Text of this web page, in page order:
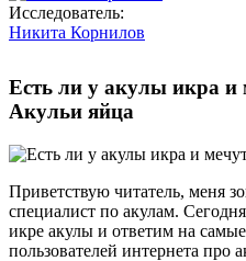
Исследователь:
Никита Корнилов
Есть ли у акулы икра и
Акульи яйца
Приветствую читатель, меня
специалист по акулам.
икре акулы и ответим на
пользователей интернета про